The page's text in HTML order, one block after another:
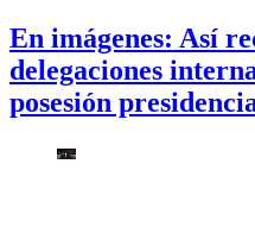
En imágenes: Así
delegaciones
posesión